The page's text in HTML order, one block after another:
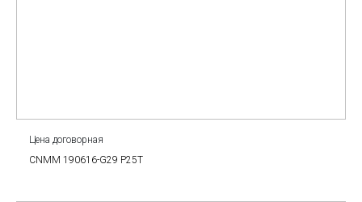
Цена договорная
CNMM 190616-G29 P25T